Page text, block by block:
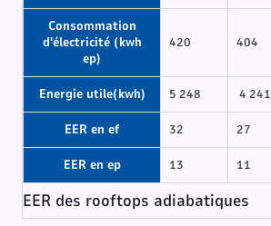
EER des rooftops adiabatiques
Consommation
d'électricité (kwh
ep)
420 404
Energie utile(kwh) 5 248 4 241
EER en ef 32 27
EER en ep 13 11